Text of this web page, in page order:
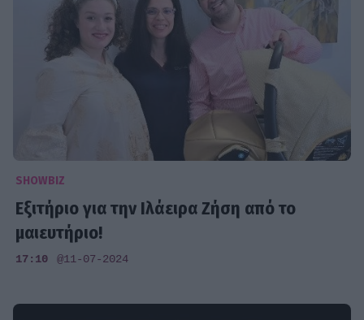
SHOWBIZ
Εξιτήριο για την Ιλάειρα Ζήση από το
μαιευτήριο!
17:10 @11-07-2024